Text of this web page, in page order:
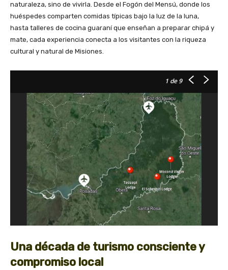
naturaleza, sino de vivirla. Desde el Fogón del Mensú, donde los
huéspedes comparten comidas típicas bajo la luz de la luna,
hasta talleres de cocina guaraní que enseñan a preparar chipá y
mate, cada experiencia conecta a los visitantes con la riqueza
cultural y natural de Misiones.
1 de 9
Una década de turismo consciente y
compromiso local